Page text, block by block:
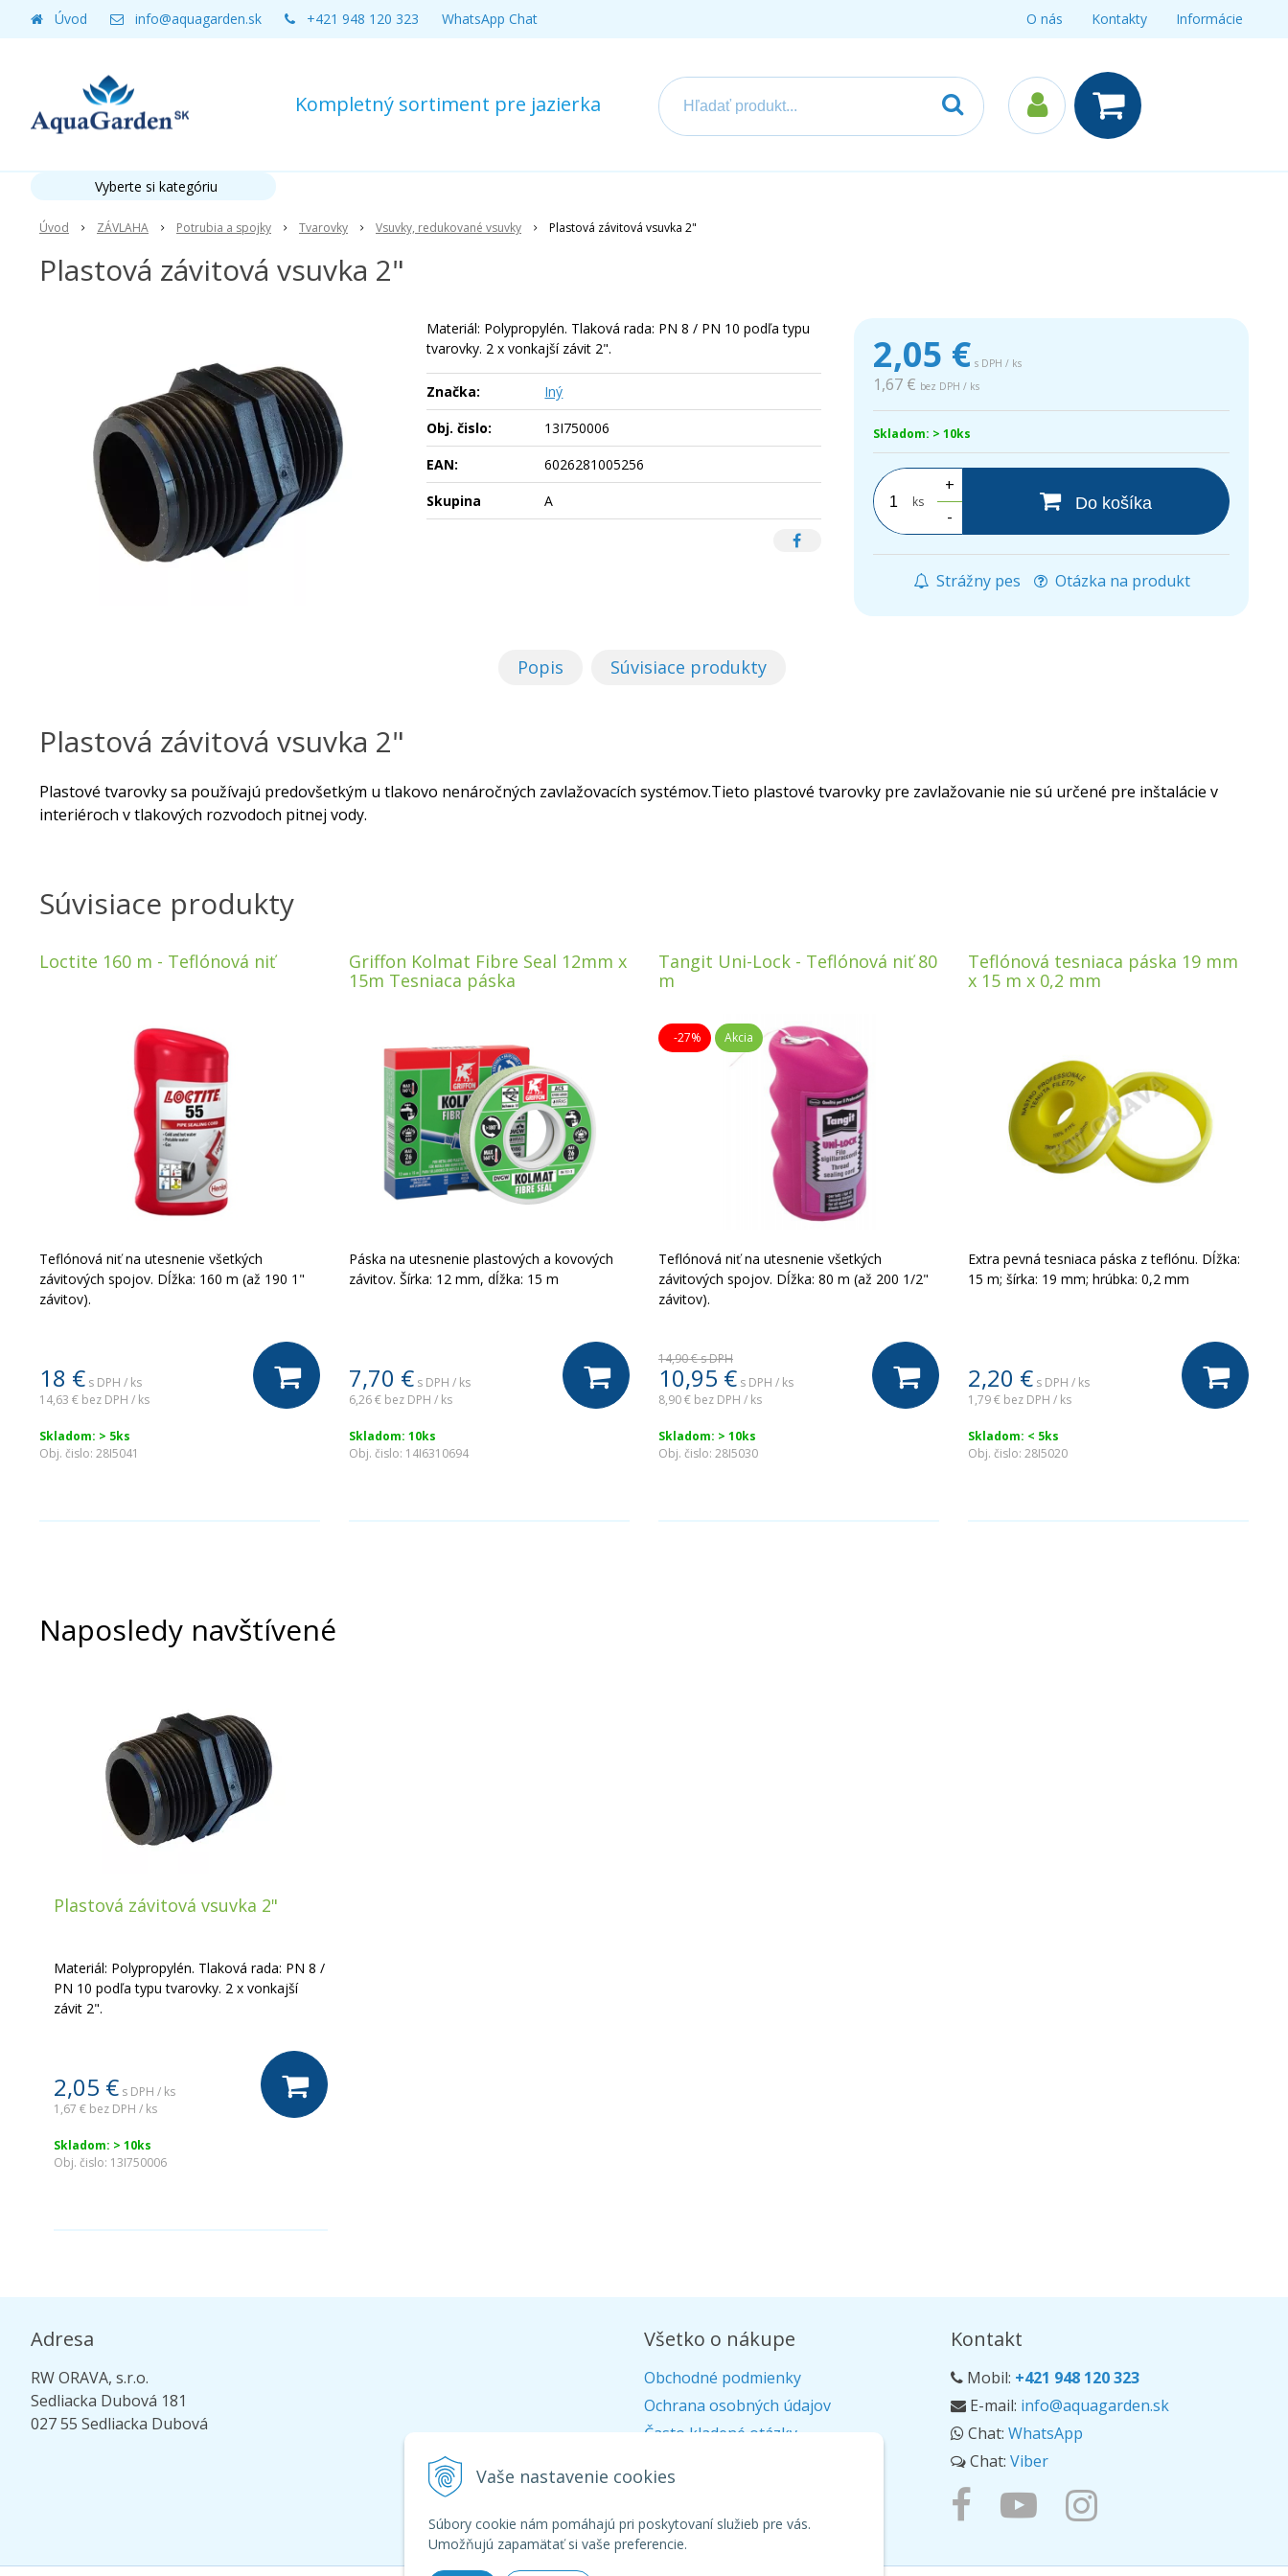
Vaše nastavenie cookies
Súbory cookie nám pomáhajú pri poskytovaní služieb pre vás.
Umožňujú zapamätať si vaše preferencie.
Kompletný sortiment pre jazierka
Úvod info@aquagarden.sk +421 948 120 323 WhatsApp Chat O nás Kontakty Informácie
Úvod ZÁVLAHA Potrubia a spojky Tvarovky Vsuvky, redukované vsuvky Plastová závitová vsuvka 2"
Plastová závitová vsuvka 2"
2,05 € s DPH / ks
1,67 € bez DPH / ks
Skladom: > 10ks
ks
+
-
Do košíka
Strážny pes Otázka na produkt
Materiál: Polypropylén. Tlaková rada: PN 8 / PN 10 podľa typu
tvarovky. 2 x vonkajší závit 2".
Značka:
Iný
Obj. čislo:
13I750006
EAN:
6026281005256
Skupina
A
Popis Súvisiace produkty
Plastová závitová vsuvka 2"
Plastové tvarovky sa používajú predovšetkým u tlakovo nenáročných zavlažovacích systémov.Tieto plastové tvarovky pre zavlažovanie nie sú určené pre inštalácie v
interiéroch v tlakových rozvodoch pitnej vody.
Súvisiace produkty
Loctite 160 m - Teflónová niť
Teflónová niť na utesnenie všetkých
závitových spojov. Dĺžka: 160 m (až 190 1"
závitov).
18 € s DPH / ks
14,63 € bez DPH / ks
Skladom: > 5ks
Obj. čislo: 28I5041
Griffon Kolmat Fibre Seal 12mm x
15m Tesniaca páska
Páska na utesnenie plastových a kovových
závitov. Šírka: 12 mm, dĺžka: 15 m
7,70 € s DPH / ks
6,26 € bez DPH / ks
Skladom: 10ks
Obj. čislo: 14I6310694
Tangit Uni-Lock - Teflónová niť 80
m
-27% Akcia
Teflónová niť na utesnenie všetkých
závitových spojov. Dĺžka: 80 m (až 200 1/2"
závitov).
14,90 €s DPH
10,95 € s DPH / ks
8,90 € bez DPH / ks
Skladom: > 10ks
Obj. čislo: 28I5030
Teflónová tesniaca páska 19 mm
x 15 m x 0,2 mm
Extra pevná tesniaca páska z teflónu. Dĺžka:
15 m; šírka: 19 mm; hrúbka: 0,2 mm
2,20 € s DPH / ks
1,79 € bez DPH / ks
Skladom: < 5ks
Obj. čislo: 28I5020
Naposledy navštívené
Plastová závitová vsuvka 2"
Materiál: Polypropylén. Tlaková rada: PN 8 /
PN 10 podľa typu tvarovky. 2 x vonkajší
závit 2".
2,05 € s DPH / ks
1,67 € bez DPH / ks
Skladom: > 10ks
Obj. čislo: 13I750006
Vyberte si kategóriu
Adresa
RW ORAVA, s.r.o.
Sedliacka Dubová 181
027 55 Sedliacka Dubová
Všetko o nákupe
Obchodné podmienky
Ochrana osobných údajov
Často kladené otázky
Doprava
Ako nakupovať
Kontakt
Mobil: +421 948 120 323
E-mail: info@aquagarden.sk
Chat: WhatsApp
Chat: Viber